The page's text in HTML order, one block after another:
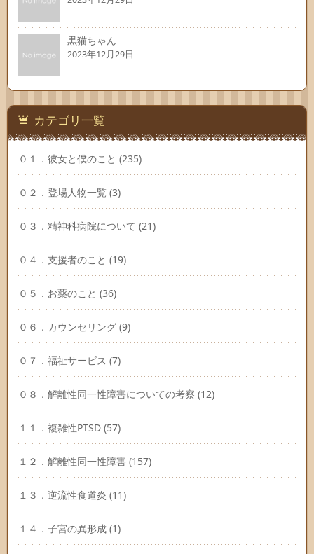
黒猫ちゃん
2023年12月29日
カテゴリ一覧
０１．彼女と僕のこと (235)
０２．登場人物一覧 (3)
０３．精神科病院について (21)
０４．支援者のこと (19)
０５．お薬のこと (36)
０６．カウンセリング (9)
０７．福祉サービス (7)
０８．解離性同一性障害についての考察 (12)
１１．複雑性PTSD (57)
１２．解離性同一性障害 (157)
１３．逆流性食道炎 (11)
１４．子宮の異形成 (1)